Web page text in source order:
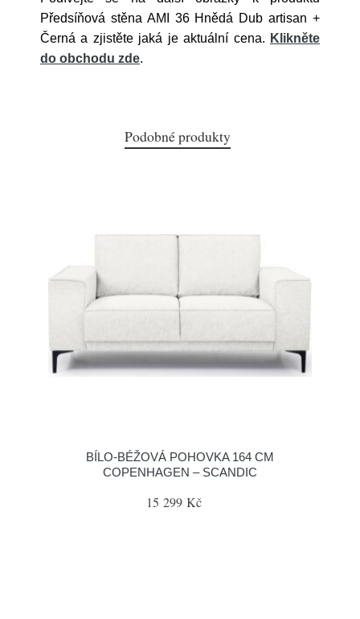
Předsíňová stěna AMI 36 Hnědá Dub artisan +
Černá a zjistěte jaká je aktuální cena. Klikněte
do obchodu zde.
Podobné produkty
BÍLO-BÉŽOVÁ POHOVKA 164 CM
COPENHAGEN – SCANDIC
15 299 Kč